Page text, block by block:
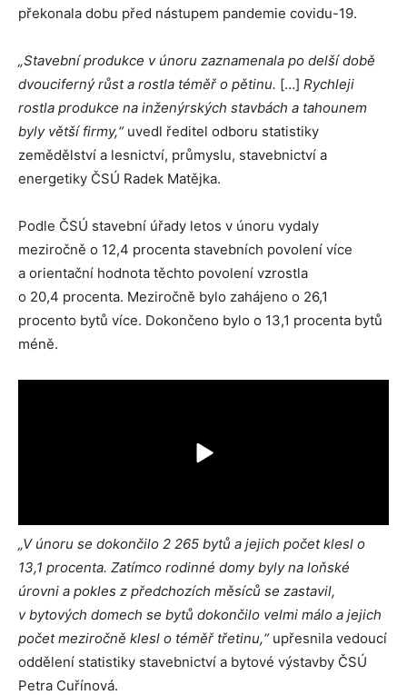
překonala dobu před nástupem pandemie covidu-19.
„Stavební produkce v únoru zaznamenala po delší době
dvouciferný růst a rostla téměř o pětinu. […] Rychleji
rostla produkce na inženýrských stavbách a tahounem
byly větší firmy,“ uvedl ředitel odboru statistiky
zemědělství a lesnictví, průmyslu, stavebnictví a
energetiky ČSÚ Radek Matějka.
Podle ČSÚ stavební úřady letos v únoru vydaly
meziročně o 12,4 procenta stavebních povolení více
a orientační hodnota těchto povolení vzrostla
o 20,4 procenta. Meziročně bylo zahájeno o 26,1
procento bytů více. Dokončeno bylo o 13,1 procenta bytů
méně.
„V únoru se dokončilo 2 265 bytů a jejich počet klesl o
13,1 procenta. Zatímco rodinné domy byly na loňské
úrovni a pokles z předchozích měsíců se zastavil,
v bytových domech se bytů dokončilo velmi málo a jejich
počet meziročně klesl o téměř třetinu,“ upřesnila vedoucí
oddělení statistiky stavebnictví a bytové výstavby ČSÚ
Petra Cuřínová.